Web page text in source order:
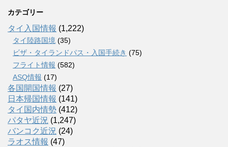
カテゴリー
タイ入国情報 (1,222)
タイ陸路国境 (35)
ビザ・タイランドパス・入国手続き (75)
フライト情報 (582)
ASQ情報 (17)
各国開国情報 (27)
日本帰国情報 (141)
タイ国内情勢 (412)
パタヤ近況 (1,247)
バンコク近況 (24)
ラオス情報 (47)